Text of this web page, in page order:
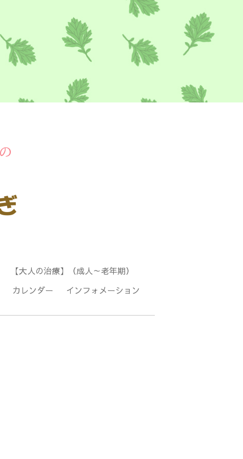
【大人の治療】（成人～老年期）
カレンダー インフォメーション